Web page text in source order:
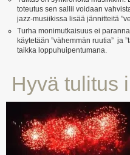
toteutus sen sallii voidaan
jazz-musiikissa lisää jännitteitä
Turha monimutkaisuus ei
käytetään ”vähemmän ruutia” ja
taikka loppuhuipentumana.
Hyvä tulitus